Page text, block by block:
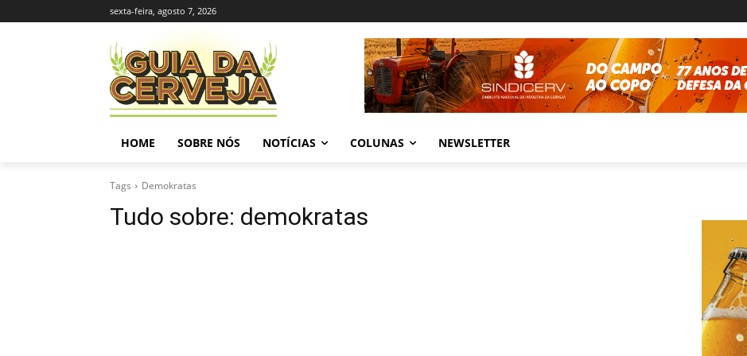
sexta-feira, agosto 7, 2026
HOME SOBRE NÓS NOTÍCIAS COLUNAS NEWSLETTER
Tags Demokratas
Tudo sobre: demokratas